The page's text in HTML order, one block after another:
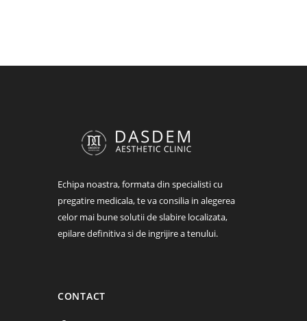
Echipa noastra, formata din specialisti cu
pregatire medicala, te va consilia in alegerea
celor mai bune solutii de slabire localizata,
epilare definitiva si de ingrijire a tenului.
CONTACT